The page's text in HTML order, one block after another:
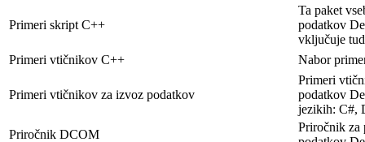
Primeri skript C++
Ta paket
podatkov
vključuje
Primeri vtičnikov C++
Nabor
Primeri vtičnikov za izvoz podatkov
Primeri
podatkov
jezikih: C#,
Priročnik DCOM
Priročnik za